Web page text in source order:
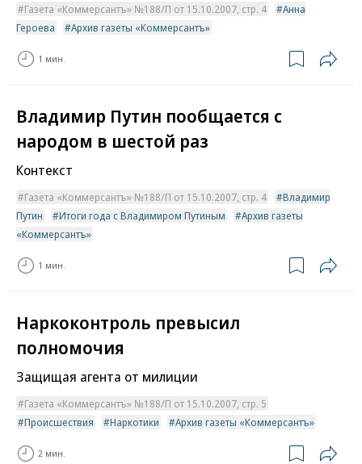
Газета «Коммерсантъ» №188/П от 15.10.2007, стр. 4
Анна
Героева
Архив газеты «Коммерсантъ»
1 мин.
Владимир Путин пообщается с
народом в шестой раз
Контекст
Газета «Коммерсантъ» №188/П от 15.10.2007, стр. 4
Владимир
Путин
Итоги года с Владимиром Путиным
Архив газеты
«Коммерсантъ»
1 мин.
Наркоконтроль превысил
полномочия
Защищая агента от милиции
Газета «Коммерсантъ» №188/П от 15.10.2007, стр. 5
Происшествия
Наркотики Архив газеты «Коммерсантъ»
2 мин.